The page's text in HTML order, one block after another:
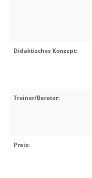
Didaktisches Konzept:
Trainer/Berater:
Preis: